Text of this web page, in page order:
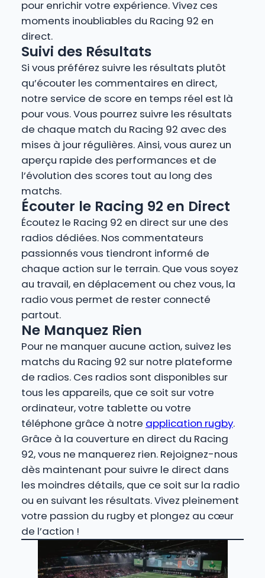
pour enrichir votre expérience. Vivez ces
moments inoubliables du Racing 92 en
direct.
Suivi des Résultats
Si vous préférez suivre les résultats plutôt
qu’écouter les commentaires en direct,
notre service de score en temps réel est là
pour vous. Vous pourrez suivre les résultats
de chaque match du Racing 92 avec des
mises à jour régulières. Ainsi, vous aurez un
aperçu rapide des performances et de
l’évolution des scores tout au long des
matchs.
Écouter le Racing 92 en Direct
Écoutez le Racing 92 en direct sur une des
radios dédiées. Nos commentateurs
passionnés vous tiendront informé de
chaque action sur le terrain. Que vous soyez
au travail, en déplacement ou chez vous, la
radio vous permet de rester connecté
partout.
Ne Manquez Rien
Pour ne manquer aucune action, suivez les
matchs du Racing 92 sur notre plateforme
de radios. Ces radios sont disponibles sur
tous les appareils, que ce soit sur votre
ordinateur, votre tablette ou votre
téléphone grâce à notre application rugby.
Grâce à la couverture en direct du Racing
92, vous ne manquerez rien. Rejoignez-nous
dès maintenant pour suivre le direct dans
les moindres détails, que ce soit sur la radio
ou en suivant les résultats. Vivez pleinement
votre passion du rugby et plongez au cœur
de l’action !